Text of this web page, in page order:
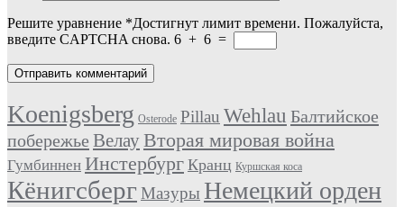
Решите уравнение *Достигнут лимит времени. Пожалуйста,
введите CAPTCHA снова. 6 + 6 =
Koenigsberg Osterode Pillau Wehlau Балтийское
побережье ВелауВторая мировая война
Гумбиннен Инстербург Кранц Куршская коса
Кёнигсберг Мазуры Немецкий орден